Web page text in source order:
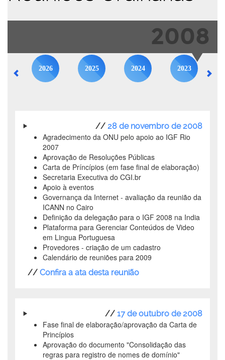
2008
2026 2025 2024 2023
// 28 de novembro de 2008
Agradecimento da ONU pelo apoio ao IGF Rio
2007
Aprovação de Resoluções Públicas
Carta de Príncípios (em fase final de elaboração)
Secretaria Executiva do CGI.br
Apoio à eventos
Governança da Internet - avaliação da reunião da
ICANN no Cairo
Definição da delegação para o IGF 2008 na India
Plataforma para Gerenciar Conteúdos de Video
em Lingua Portuguesa
Provedores - criação de um cadastro
Calendário de reuniões para 2009
// Confira a ata desta reunião
// 17 de outubro de 2008
Fase final de elaboração/aprovação da Carta de
Princípios
Aprovação do documento "Consolidação das
regras para registro de nomes de domínio"